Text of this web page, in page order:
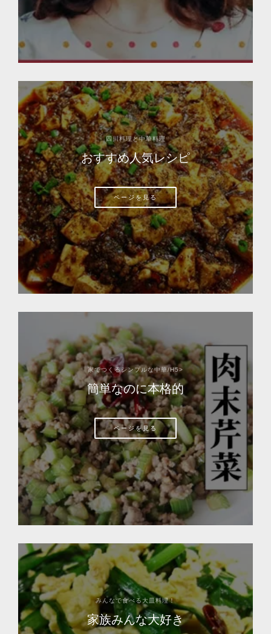
四川料理と中華料理
おすすめ人気レシピ
ページを見る
家でつくるシンプルな中華/H5>
簡単なのに本格的
ページを見る
みんなで食べる大皿料理！
家族みんな大好き